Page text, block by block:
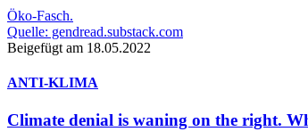
Öko-Fasch.
Quelle: gendread.substack.com
Beigefügt am 18.05.2022
ANTI-KLIMA
Climate denial is waning on the right.